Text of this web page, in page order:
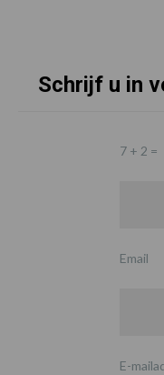
Schrijf u in
7 + 2 =
Email
E-